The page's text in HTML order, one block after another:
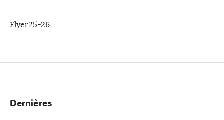
Flyer25-26
Dernières